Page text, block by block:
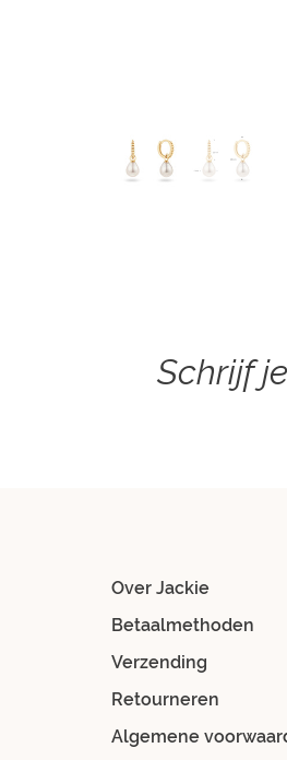
Schrijf
Over Jackie
Betaalmethoden
Verzending
Retourneren
Algemene